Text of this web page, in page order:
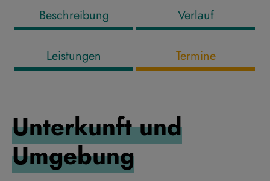
Beschreibung Verlauf
Leistungen Termine
Unterkunft und
Umgebung